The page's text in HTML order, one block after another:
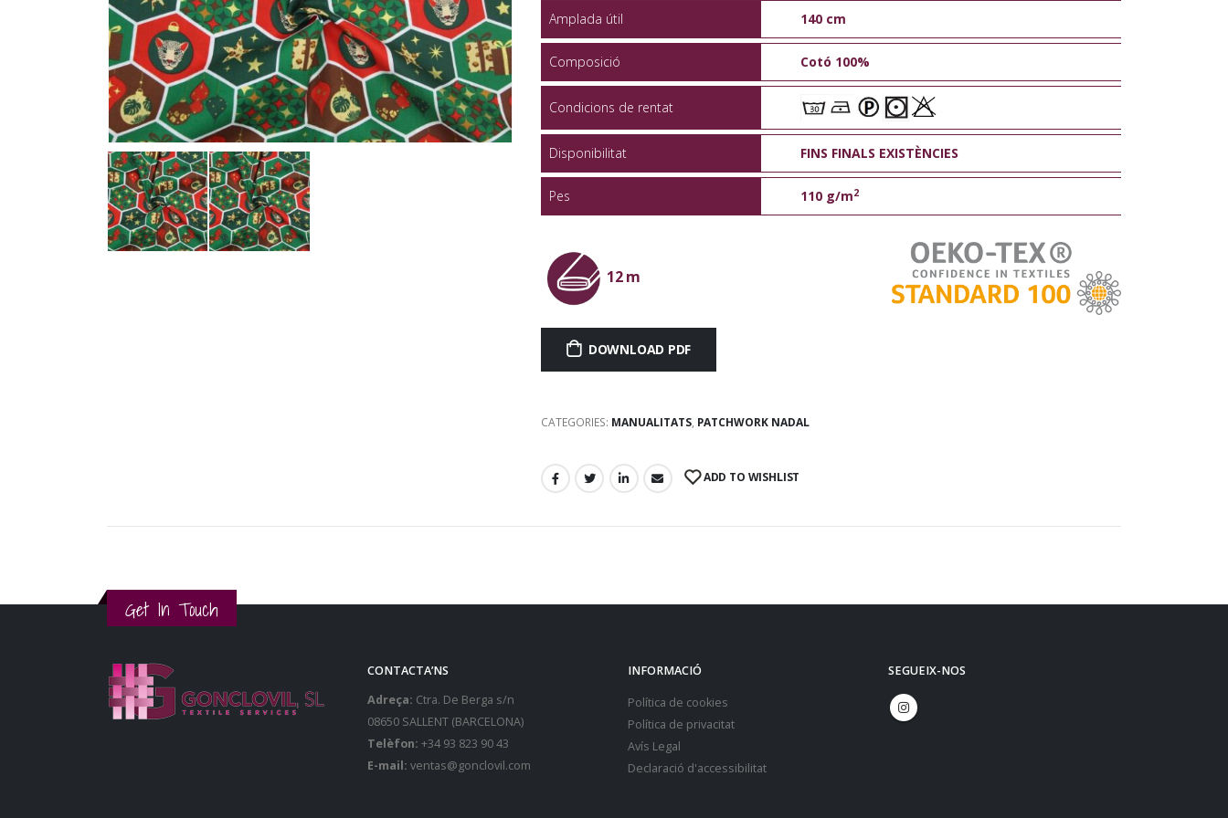
Amplada útil 140 cm
Composició Cotó 100%
Condicions de rentat
Disponibilitat FINS FINALS EXISTÈNCIES
Pes 110 g/m2
12 m
DOWNLOAD PDF
CATEGORIES: MANUALITATS, PATCHWORK NADAL
ADD TO WISHLIST
Get In Touch
CONTACTA’NS
Adreça: Ctra. De Berga s/n
08650 SALLENT (BARCELONA)
Telèfon: +34 93 823 90 43
E-mail: ventas@gonclovil.com
INFORMACIÓ
Política de cookies
Política de privacitat
Avís Legal
Declaració d'accessibilitat
SEGUEIX-NOS